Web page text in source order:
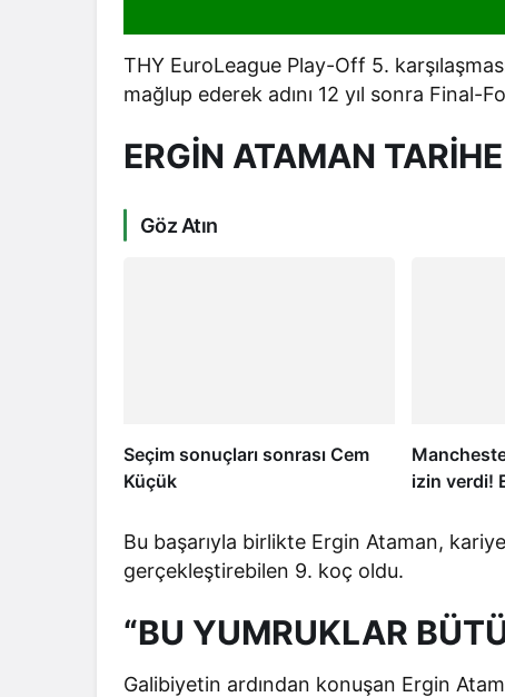
THY EuroLeague Play-Off 5.
mağlup ederek adını 12 yıl sonra Final-
ERGİN ATAMAN
Göz Atın
Seçim sonuçları sonrası Cem
Küçük
izin verdi!
Bu başarıyla birlikte Ergin Ataman,
gerçekleştirebilen 9. koç oldu.
“BU YUMRUKLAR
Galibiyetin ardından konuşan Ergin